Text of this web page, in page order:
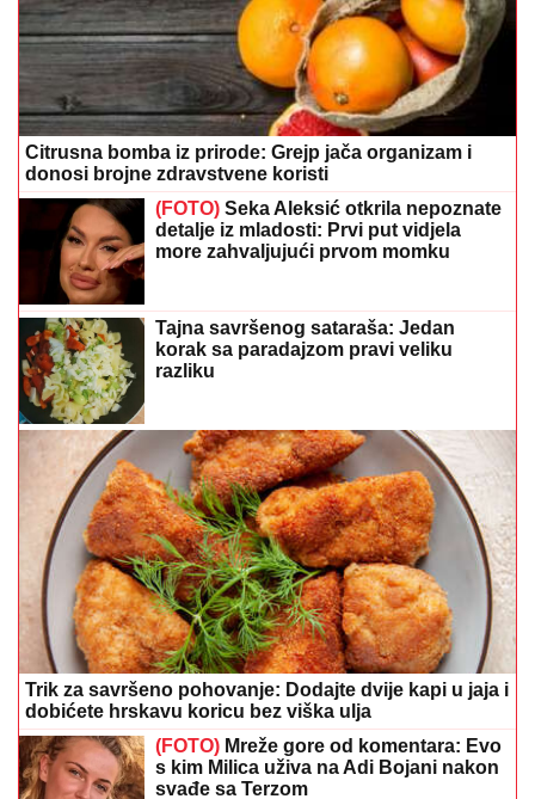
Citrusna bomba iz prirode: Grejp jača organizam i
donosi brojne zdravstvene koristi
(FOTO) Seka Aleksić otkrila nepoznate
detalje iz mladosti: Prvi put vidjela
more zahvaljujući prvom momku
Tajna savršenog sataraša: Jedan
korak sa paradajzom pravi veliku
razliku
Trik za savršeno pohovanje: Dodajte dvije kapi u jaja i
dobićete hrskavu koricu bez viška ulja
(FOTO) Mreže gore od komentara: Evo
s kim Milica uživa na Adi Bojani nakon
svađe sa Terzom